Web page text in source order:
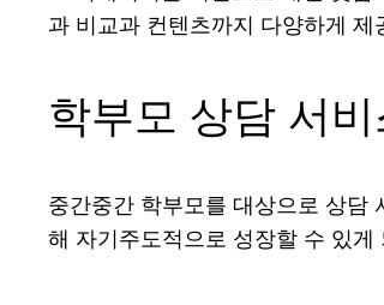
과 비교과 컨텐츠까지 다양하게
학부모 상담 서비
중간중간 학부모를 대상으로 상담
해 자기주도적으로 성장할 수 있